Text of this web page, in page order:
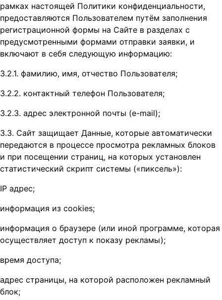
рамках настоящей Политики конфиденциальности,
предоставляются Пользователем путём заполнения
регистрационной формы на Сайте в разделах с
предусмотренными формами отправки заявки, и
включают в себя следующую информацию:
3.2.1. фамилию, имя, отчество Пользователя;
3.2.2. контактный телефон Пользователя;
3.2.3. адрес электронной почты (e-mail);
3.3. Сайт защищает Данные, которые автоматически
передаются в процессе просмотра рекламных блоков
и при посещении страниц, на которых установлен
статистический скрипт системы («пиксель»):
IP адрес;
информация из cookies;
информация о браузере (или иной программе, которая
осуществляет доступ к показу рекламы);
время доступа;
адрес страницы, на которой расположен рекламный
блок;